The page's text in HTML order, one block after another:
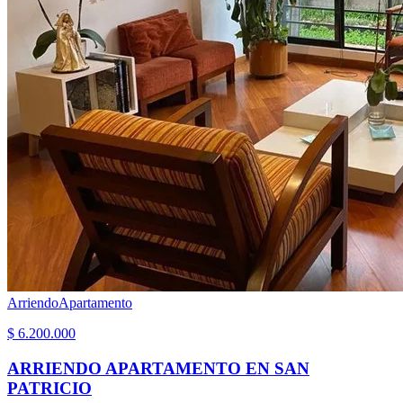
ArriendoApartamento
$ 6.200.000
ARRIENDO APARTAMENTO EN SAN
PATRICIO